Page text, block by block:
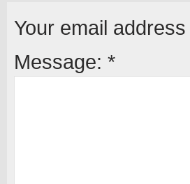
Your email
Message: *